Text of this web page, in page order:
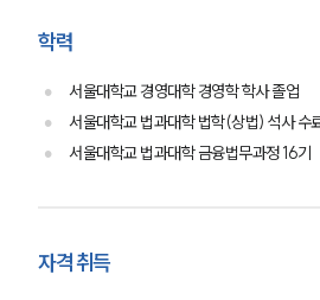
대륜의 강점
오시는 길
글로벌 파트너
고객의 소리
학력
서울대학교 경영대학 경영학 학사 졸업
서울대학교 법과대학 법학(상법) 석사 수
서울대학교 법과대학 금융법무과정 16기
자격 취득